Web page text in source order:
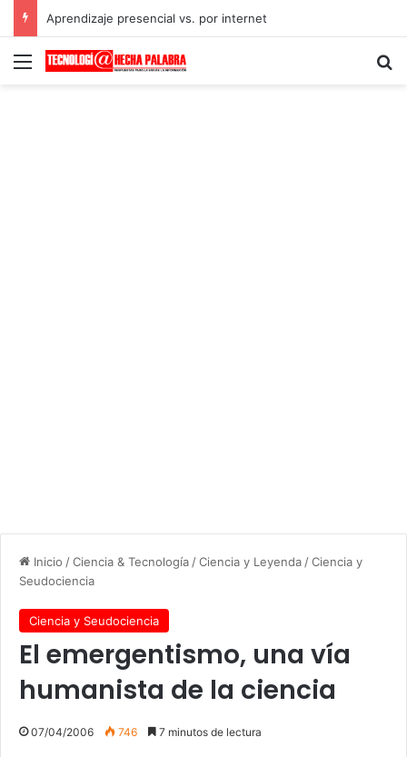
Aprendizaje presencial vs. por internet
Menú
Inicio /Ciencia & Tecnología /Ciencia y Leyenda /Ciencia y
Seudociencia
Ciencia y Seudociencia
El emergentismo, una vía
humanista de la ciencia
07/04/2006 746 7 minutos de lectura